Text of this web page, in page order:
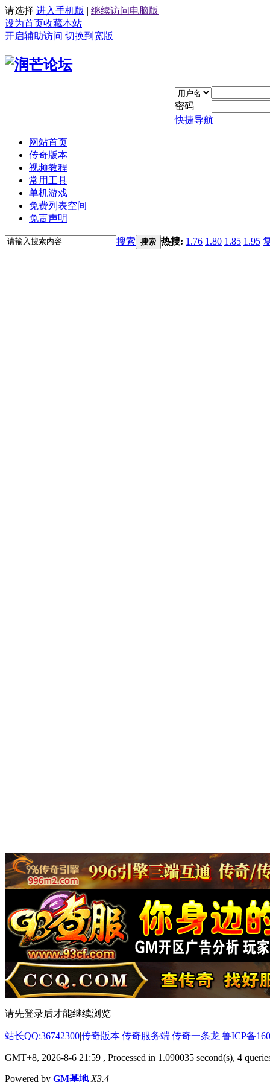
请选择 进入手机版 | 继续访问电脑版
设为首页收藏本站
开启辅助访问 切换到宽版
密码
快捷导航
网站首页
传奇版本
视频教程
常用工具
单机游戏
免费列表空间
免责声明
搜索 搜索 热搜: 1.76 1.80 1.85 1.95
请先登录后才能继续浏览
站长QQ:36742300|传奇版本|传奇服务端|传奇一条龙|鲁ICP备
GMT+8, 2026-8-6 21:59 , Processed in 1.090035 second(s), 4
Powered by GM基地 X3.4